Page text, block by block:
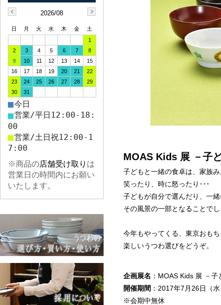
MOAS Kids 展 －子
子どもと一緒の食卓は、家族
笑ったり、時に怒ったり･･･
子どもが自分で選んだり、一
その風景の一部となることで
今年もやってくる、東京おも
楽しいうつわ選びをどうぞ。
企画展名 ：MOAS Kids 展 －
開催期間 ：2017年7月26日（
※会期中無休
2026/08
日 月 火 水 木 金
土
1
2
3 4 5 6 7
8
9
10 11 12 13 14
15
16
17 18 19 20 21
22
23
24 25 26 27 28
29
30
31
■今日
■営業/平日12:00-18:
00
■営業/土日祝12:00-1
7:00
※商品の店舗受け取り は
営業日の時間内にお願い
いたします。